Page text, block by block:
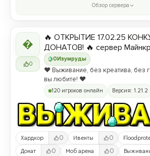
Обзор сервера

0
0 Изумруды
🔥 ОТКРЫТИЕ 17.02.25
ДОНАТОВ! 🔥 сервер
❤️ Выживание, без креатива, без
вы любите! ❤️
120 игроков онлайн Версия: 1.21.2
Хардкор 0 Ивенты 0
Донат 0 Моб арена 0